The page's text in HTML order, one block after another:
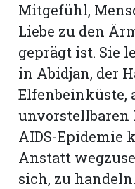
Mitgefühl,
Liebe zu den
geprägt ist. Sie
in Abidjan, der
Elfenbeinküste,
unvorstellbaren
AIDS-Epidemie
Anstatt
sich, zu